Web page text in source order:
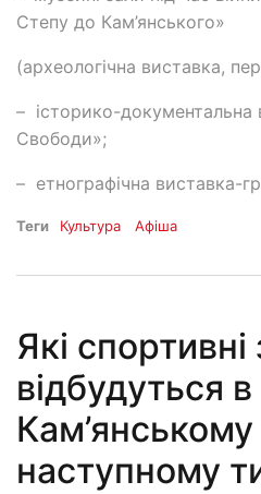
Степу до Кам’янського»
(археологічна виставка,
– історико-документальна
Свободи»;
– етнографічна виставка-
Теги Культура Афіша
Які
відбудуться в
Кам’янському
наступному